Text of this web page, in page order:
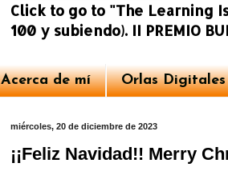
Click to go to "The Learning
100 y subiendo). II PREMIO
Acerca de mí Orlas Digitales
miércoles, 20 de diciembre de 2023
¡¡Feliz Navidad!! Merry